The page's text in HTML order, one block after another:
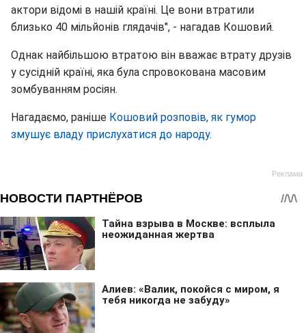
актори відомі в нашій країні. Це вони втратили
близько 40 мільйонів глядачів", - нагадав Кошовий.
Однак найбільшою втратою він вважає втрату друзів
у сусідній країні, яка була спровокована масовим
зомбуванням росіян.
Нагадаємо, раніше Кошовий розповів, як гумор
змушує владу прислухатися до народу.